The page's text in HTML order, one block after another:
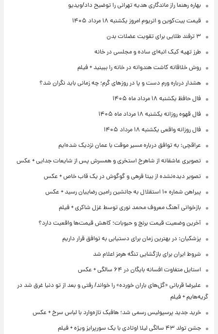
بهاره رهنما راز ماندگاری هدیه تهرانی را توضیح داد/ویدیو
قیمت بیت‌کوین و اتریوم امروز یکشنبه ۱۸ مرداد ۱۴۰۵
۳ ترفند طلایی برای تقویت عضلات بدن
طرز تهیه کیک انبه‌ای ساده و مجلسی در خانه
روش خلاقانه کاشت هندوانه در خانه را ببینید + فیلم
هشدار درباره ورم دست و پا در روزهای گرم؛ چه زمانی باید نگران شد؟
فال حافظ یکشنبه ۱۸ مرداد ماه ۱۴۰۵
فال قهوه روزانه یکشنبه ۱۸ مرداد ماه ۱۴۰۵
فال روزانه واقعی یکشنبه ۱۸ مرداد ۱۴۰۵
عراقچی: به توافق درباره مسیر موقت با عمان نزدیک شده‌ایم
تصویری عاشقانه از شاهرخ استخری و همسرش پس از شایعات جدایی + عکس
تصویر دیده‌نشده از بیتا فرهی و گوگوش در یک قاب خاص + عکس
پیراهن شماره ۱۰ استقلال به جانشین رامین رضاییان رسید + عکس
بازخوانی آهنگ معروف محمد نوری توسط غزل شاکری + فیلم
آخرین وضعیت قیمت برنج و حبوبات؛ کاهش قیمت‌ها واقعیت دارد؟
پزشکیان: در بهترین زمان برای دستیابی به توافق قرار داریم
شروط ایران برای بازگشایی تنگه هرمز اعلام شد
استایل متفاوت افسانه بایگان در ۶۴ سالگی + عکس
علیرضا قربانی «گل‌های باران خورده» را خواند/ رفتی و بعد از تو دنیا غرق شد در
گریه‌هایم + فیلم
خرید جدید پرسپولیس رسمی شد؛ هافبک تازه‌وارد با لباس سرخ + عکس
جشن تولد ۴۳ سالگی لیلا اوتادی با یک سورپرایز ویژه + فیلم